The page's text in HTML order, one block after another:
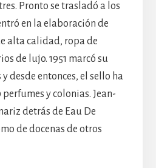
Pronto se trasladó a los
en la elaboración de
alta calidad, ropa de
de lujo. 1951 marcó su
desde entonces, el sello ha
perfumes y colonias. Jean-
detrás de Eau De
de docenas de otros